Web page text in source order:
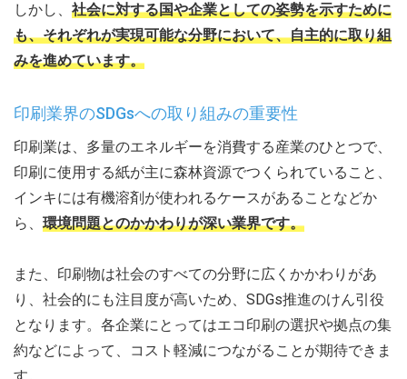
しかし、 社会に対する国や企業としての姿勢を示すために
も、それぞれが実現可能な分野において、自主的に取り組
みを進めています。
印刷業界のSDGsへの取り組みの重要性
印刷業は、多量のエネルギーを消費する産業のひとつで、
印刷に使用する紙が主に森林資源でつくられていること、
インキには有機溶剤が使われるケースがあることなどか
ら、 環境問題とのかかわりが深い業界です。
また、印刷物は社会のすべての分野に広くかかわりがあ
り、社会的にも注目度が高いため、SDGs推進のけん引役
となります。各企業にとってはエコ印刷の選択や拠点の集
約などによって、コスト軽減につながることが期待できま